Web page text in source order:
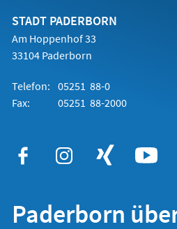
STADT PADERBORN
Am Hoppenhof 33
33104 Paderborn
Telefon: 05251 88-0
Fax:
05251 88-2000
Paderborn